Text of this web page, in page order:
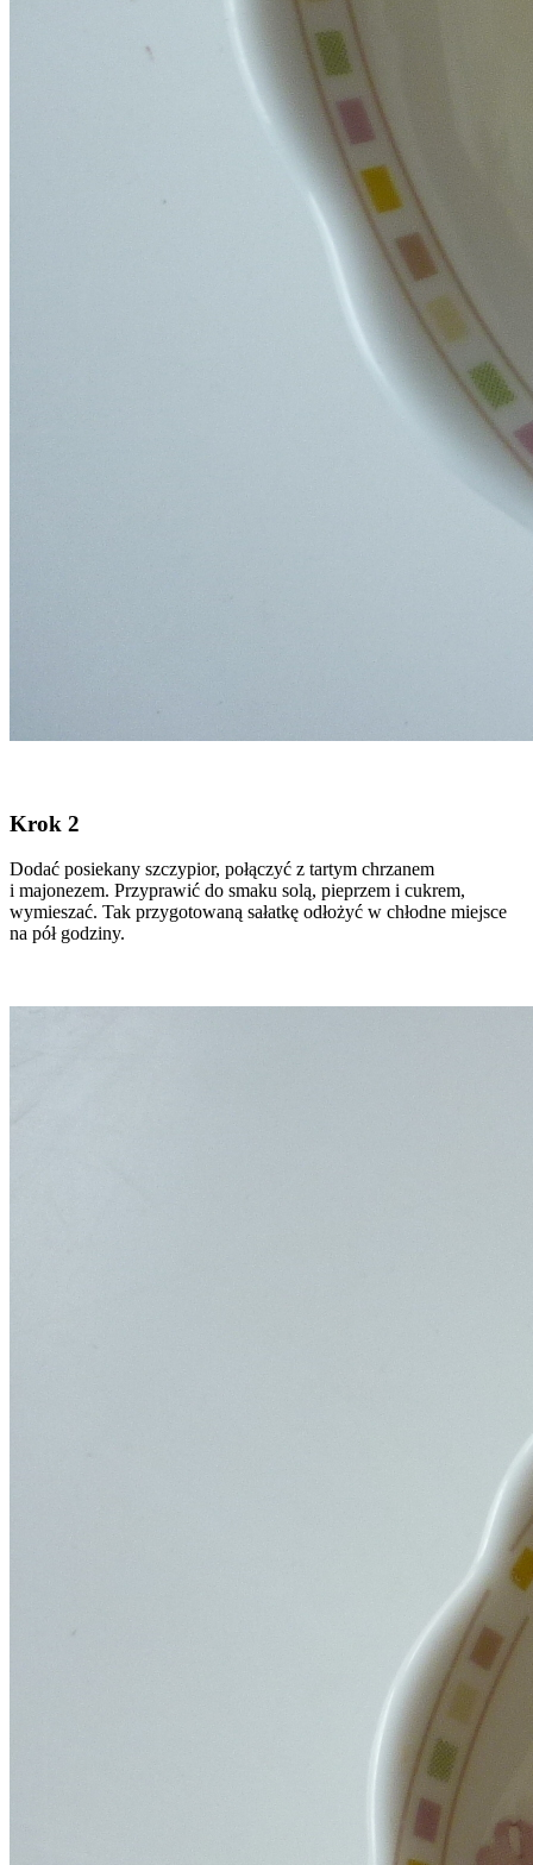
Krok 2
Dodać posiekany szczypior, połączyć z tartym chrzanem
i majonezem. Przyprawić do smaku solą, pieprzem i cukrem,
wymieszać. Tak przygotowaną sałatkę odłożyć w chłodne miejsce
na pół godziny.